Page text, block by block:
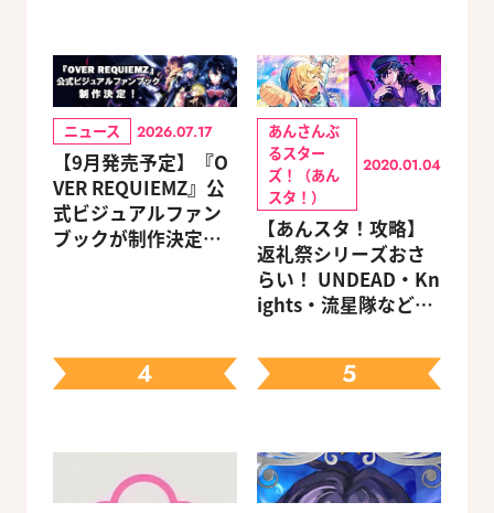
ニュース 2026.07.17
【9月発売予定】『O
VER REQUIEMZ』公
式ビジュアルファン
ブックが制作決定！
あんさんぶ
るスター
ズ！（あん
スタ！）
2020.01.04
【あんスタ！攻略】
返礼祭シリーズおさ
らい！ UNDEAD・Kn
ights・流星隊など、
ェック
4 5